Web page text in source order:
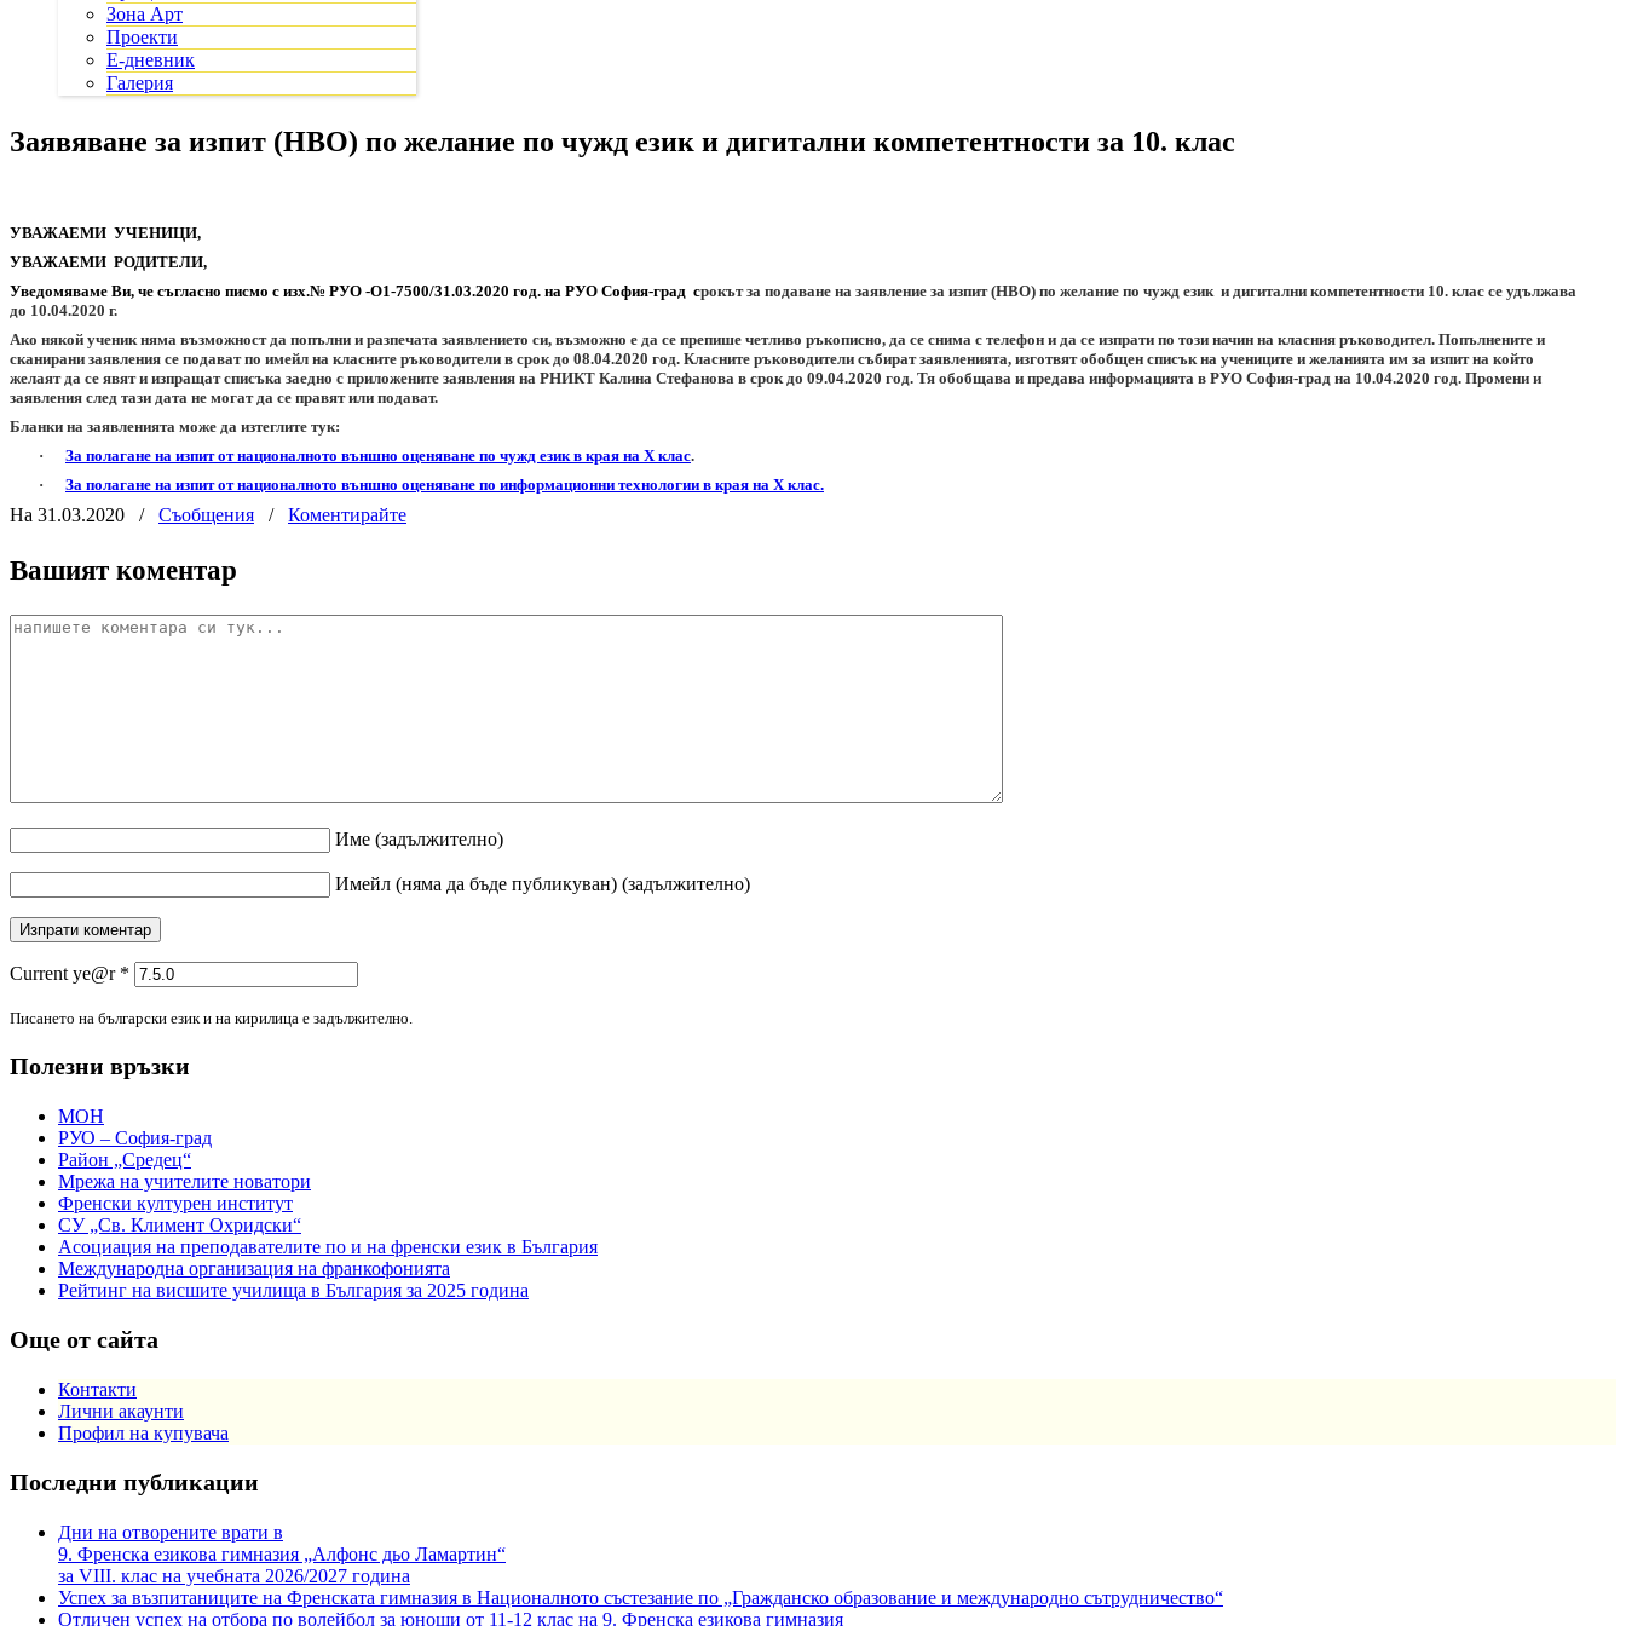
Зона Арт
Проекти
Е-дневник
Галерия
Заявяване за изпит (НВО) по желание по чужд език и дигитални компетентности за 10. клас
УВАЖАЕМИ УЧЕНИЦИ,
УВАЖАЕМИ РОДИТЕЛИ,
Уведомяваме Ви, че съгласно писмо с изх.№ РУО -О1-7500/31.03.2020 год. на РУО София-град срокът за подаване на заявление за изпит (НВО) по желание по чужд език и дигитални компетентности 10. клас се удължава
до 10.04.2020 г.
Ако някой ученик няма възможност да попълни и разпечата заявлението си, възможно е да се препише четливо ръкописно, да се снима с телефон и да се изпрати по този начин на класния ръководител. Попълнените и
сканирани заявления се подават по имейл на класните ръководители в срок до 08.04.2020 год. Класните ръководители събират заявленията, изготвят обобщен списък на учениците и желанията им за изпит на който
желаят да се явят и изпращат списъка заедно с приложените заявления на РНИКТ Калина Стефанова в срок до 09.04.2020 год. Тя обобщава и предава информацията в РУО София-град на 10.04.2020 год. Промени и
заявления след тази дата не могат да се правят или подават.
Бланки на заявленията може да изтеглите тук:
·
За полагане на изпит от националното външно оценяване по чужд език в края на X клас.
·
За полагане на изпит от националното външно оценяване по информационни технологии в края на X клас.
На 31.03.2020 / Съобщения / Коментирайте
Вашият коментар
Име (задължително)
Имейл (няма да бъде публикуван) (задължително)
Current ye@r *
Писането на български език и на кирилица е задължително.
Полезни връзки
МОН
РУО – София-град
Район „Средец“
Мрежа на учителите новатори
Френски културен институт
СУ „Св. Климент Охридски“
Асоциация на преподавателите по и на френски език в България
Международна организация на франкофонията
Рейтинг на висшите училища в България за 2025 година
Още от сайта
Контакти
Лични акаунти
Профил на купувача
Последни публикации
Дни на отворените врати в
9. Френска езикова гимназия „Алфонс дьо Ламартин“
за VIII. клас на учебната 2026/2027 година
Успех за възпитаниците на Френската гимназия в Националното състезание по „Гражданско образование и международно сътрудничество“
Отличен успех на отбора по волейбол за юноши от 11-12 клас на 9. Френска езикова гимназия